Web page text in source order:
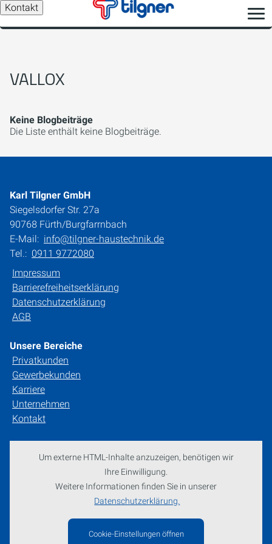
Kontakt
VALLOX
Keine Blogbeiträge
Die Liste enthält keine Blogbeiträge.
Karl Tilgner GmbH
Siegelsdorfer Str. 27a
90768 Fürth/Burgfarrnbach
E-Mail: info@tilgner-haustechnik.de
Tel.: 0911 9772080
Impressum
Barrierefreiheitserklärung
Datenschutzerklärung
AGB
Unsere Bereiche
Privatkunden
Gewerbekunden
Karriere
Unternehmen
Kontakt
Um externe HTML-Inhalte anzuzeigen, benötigen wir
Ihre Einwilligung.
Weitere Informationen finden Sie in unserer
Datenschutzerklärung.
Cookie-Einstellungen öffnen